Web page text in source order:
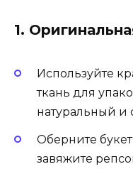
1.
Используйте
ткань для
натуральный и
Оберните
завяжите